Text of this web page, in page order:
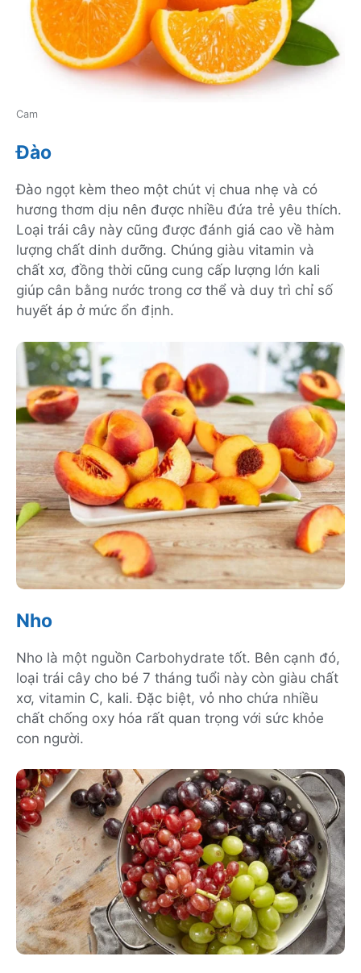
Cam
Đào
Đào ngọt kèm theo một chút vị chua nhẹ và có
hương thơm dịu nên được nhiều đứa trẻ yêu thích.
Loại trái cây này cũng được đánh giá cao về hàm
lượng chất dinh dưỡng. Chúng giàu vitamin và
chất xơ, đồng thời cũng cung cấp lượng lớn kali
giúp cân bằng nước trong cơ thể và duy trì chỉ số
huyết áp ở mức ổn định.
Nho
Nho là một nguồn Carbohydrate tốt. Bên cạnh đó,
loại trái cây cho bé 7 tháng tuổi này còn giàu chất
xơ, vitamin C, kali. Đặc biệt, vỏ nho chứa nhiều
chất chống oxy hóa rất quan trọng với sức khỏe
con người.